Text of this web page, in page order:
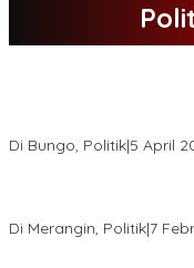
Di Bungo, Politik|5 April
Di Merangin, Politik|7